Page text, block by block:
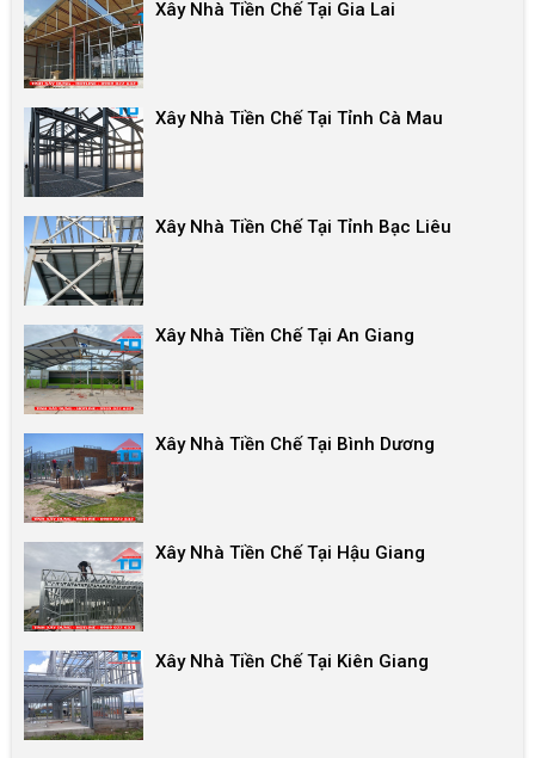
Xây Nhà Tiền Chế Tại Gia Lai
Xây Nhà Tiền Chế Tại Tỉnh Cà Mau
Xây Nhà Tiền Chế Tại Tỉnh Bạc Liêu
Xây Nhà Tiền Chế Tại An Giang
Xây Nhà Tiền Chế Tại Bình Dương
Xây Nhà Tiền Chế Tại Hậu Giang
Xây Nhà Tiền Chế Tại Kiên Giang